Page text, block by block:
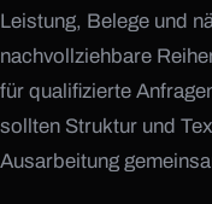
Leistung, Belege und
nachvollziehbare
für qualifizierte
sollten Struktur und
Ausarbeitung